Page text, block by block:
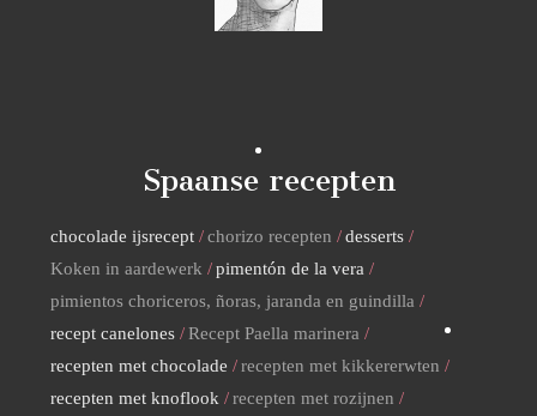
Spaanse recepten
chocolade ijsrecept chorizo recepten
desserts
Koken in aardewerk
pimentón de la vera
pimientos choriceros, ñoras, jaranda en guindilla
recept canelones
Recept Paella marinera
recepten met chocolade
recepten met kikkererwten
recepten met knoflook
recepten met rozijnen